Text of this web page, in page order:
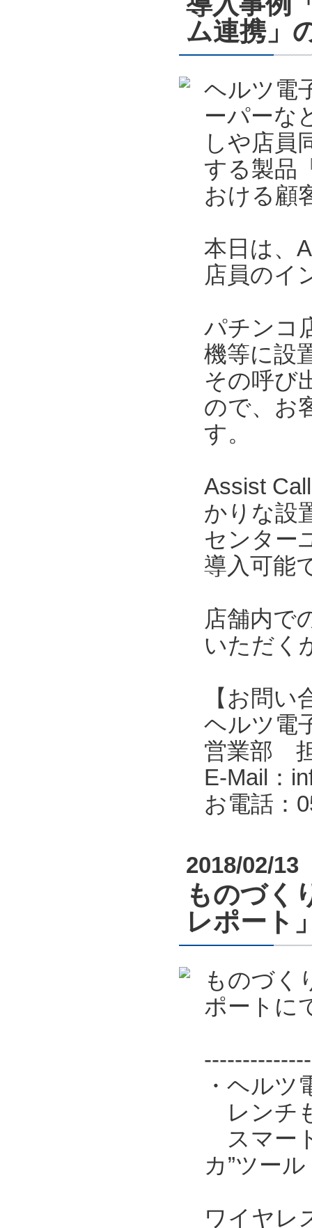
ム連携」
ヘルツ電
ーパーな
しや店員
する製品
おける顧
本日は、
店員のイ
パチンコ
機等に設
その呼び
ので、お
す。
Assist
かりな設
センター
導入可能
店舗内で
いただく
【お問い
ヘルツ電
営業部
E-Mail：
お電話：
2018/02/13
ものづく
レポート
ものづく
ポートに
・ヘルツ
レンチ
スマー
カ”ツール
ワイヤレ